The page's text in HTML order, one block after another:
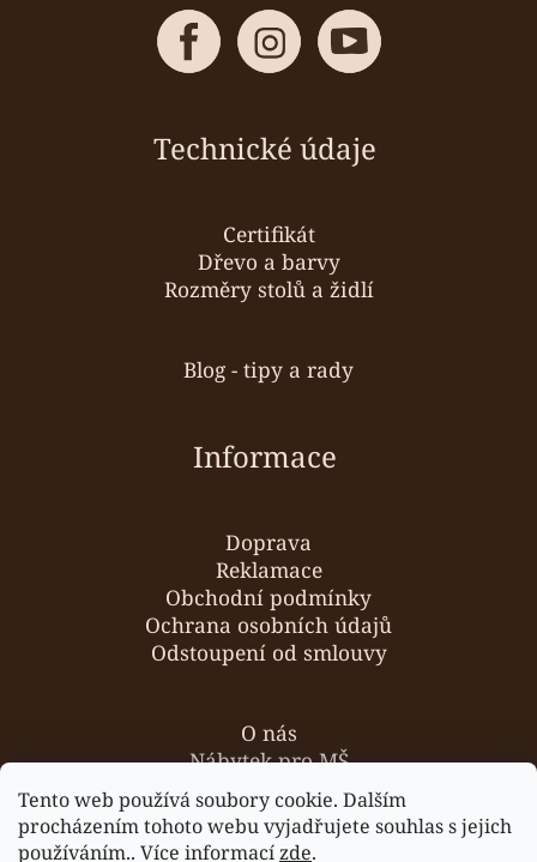
Tento web používá soubory cookie. Dalším
procházením tohoto webu vyjadřujete souhlas s jejich
používáním.. Více informacízde.
Technické údaje
Certifikát
Dřevo a barvy
Rozměry stolů a židlí
Blog - tipy a rady
Informace
Doprava
Reklamace
Obchodní podmínky
Ochrana osobních údajů
Odstoupení od smlouvy
O nás
Nábytek pro MŠ
Hodnocení obchodu
Kontakty